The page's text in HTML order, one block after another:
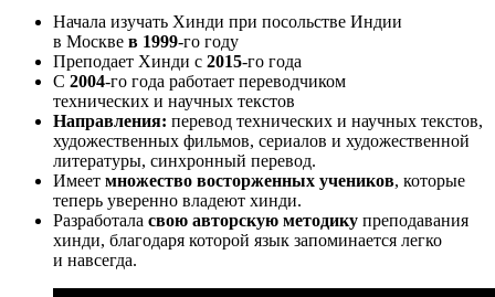
Начала изучать Хинди при посольстве Индии
в Москве в 1999-го году
Преподает Хинди с 2015-го года
С 2004-го года работает переводчиком
технических и научных текстов
Направления: перевод технических и научных текстов,
художественных фильмов, сериалов и художественной
литературы, синхронный перевод.
Имеет множество восторженных учеников, которые
теперь уверенно владеют хинди.
Разработала свою авторскую методику преподавания
хинди, благодаря которой язык запоминается легко
и навсегда.